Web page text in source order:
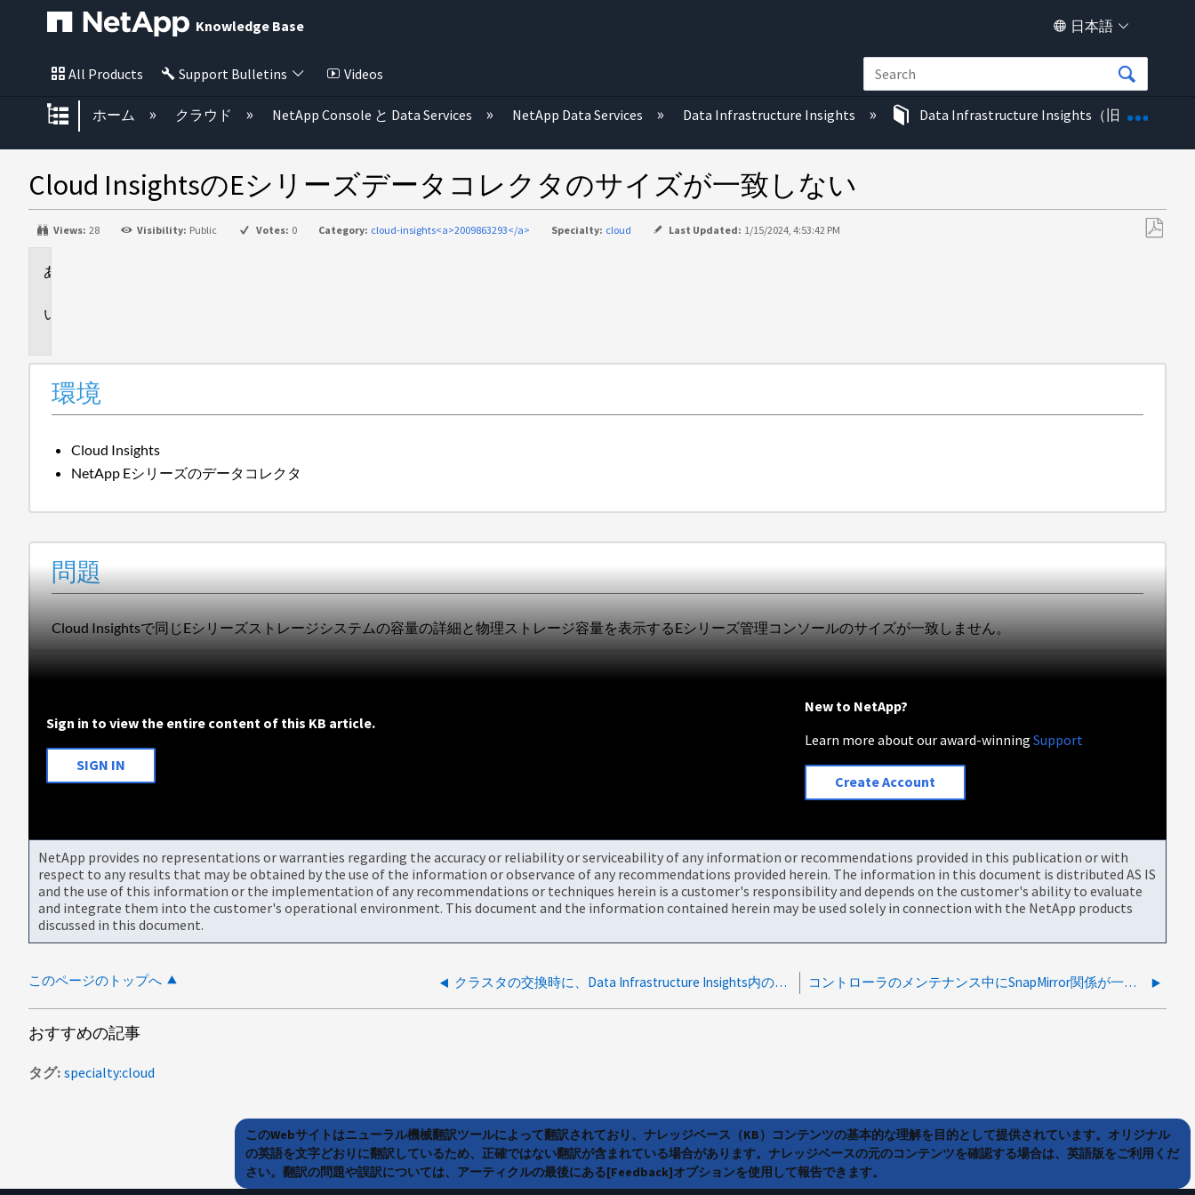
Knowledge Base 日本語
All Products Support Bulletins Videos
グローバル階層を展開/折りたたむ
ホーム クラウド NetApp Console と Data Services NetApp Data Services Data Infrastructure Insights Data Infrastructure Insights（旧称Cloud
Cloud InsightsのEシリーズデータコレクタのサイズが一致しない
Views: 28 Visibility: Public Votes: 0 Category: cloud-insights<a>2009863293</a> Specialty: cloud Last Updated: 1/15/2024, 4:53:42 PM
環境
Cloud Insights
NetApp Eシリーズのデータコレクタ
問題
Cloud Insightsで同じEシリーズストレージシステムの容量の詳細と物理ストレージ容量を表示するEシリーズ管理コンソールのサイズが一致しません。
Sign in to view the entire content of this KB article.
SIGN IN
New to NetApp?
Learn more about our award-winningSupport
Create Account
NetApp provides no representations or warranties regarding the accuracy or reliability or serviceability of any information or recommendations provided in this publication or with
respect to any results that may be obtained by the use of the information or observance of any recommendations provided herein. The information in this document is distributed AS IS
and the use of this information or the implementation of any recommendations or techniques herein is a customer's responsibility and depends on the customer's ability to evaluate
and integrate them into the customer's operational environment. This document and the information contained herein may be used solely in connection with the NetApp products
discussed in this document.
このページのトップへ クラスタの交換時に、Data Infrastructure Insights内のデータコレクタを削除して新しいデータコレクタを追加する必要がありますか？ コントローラのメンテナンス中にSnapMirror関係が一時的に同期していないと報告される
おすすめの記事
タグ specialty:cloud
このWebサイトはニューラル機械翻訳ツールによって翻訳されており、ナレッジベース（KB）コンテンツの基本的な理解を目的として提供されています。オリジナル
の英語を文字どおりに翻訳しているため、正確ではない翻訳が含まれている場合があります。ナレッジベースの元のコンテンツを確認する場合は、英語版をご利用くだ
さい。翻訳の問題や誤訳については、アーティクルの最後にある[Feedback]オプションを使用して報告できます。